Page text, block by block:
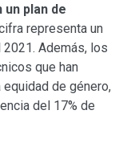
un plan de
representa un
Además, los
que han
de género,
del 17% de